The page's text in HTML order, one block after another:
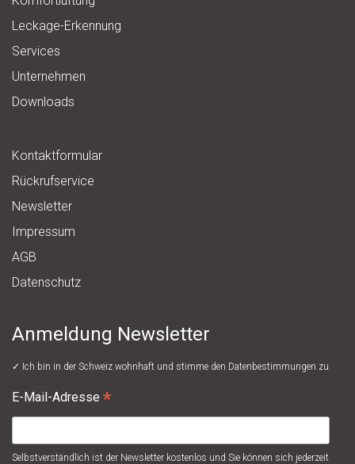
Leckage-Erkennung
Services
Unternehmen
Downloads
Kontaktformular
Rückrufservice
Newsletter
Impressum
AGB
Datenschutz
Anmeldung Newsletter
✓ Ich bin in der Schweiz wohnhaft und stimme den Datenbestimmungen zu
E-Mail-Adresse *
Selbstverständlich ist der Newsletter kostenlos und Sie können sich jederzeit